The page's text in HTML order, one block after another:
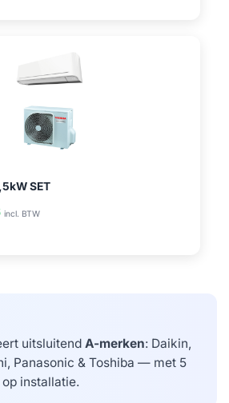
SET
incl. BTW
uitsluitendA-merken: Daikin,
Panasonic & Toshiba — met 5
installatie.